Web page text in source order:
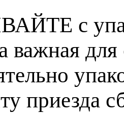
с
важная
приезда